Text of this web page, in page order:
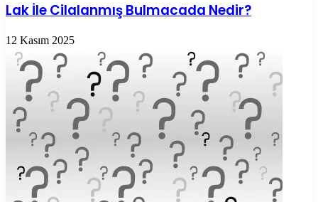
Lak İle Cilalanmış Bulmacada Nedir?
12 Kasım 2025